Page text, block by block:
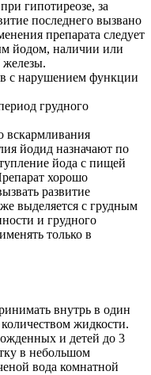
гипотиреозе, за
последнего вызвано
препарата следует
йодом, наличии или
нарушением функции
грудного
вскармливания
йодид назначают по
йода с пищей
хорошо
развитие
выделяется с грудным
и грудного
только в
внутрь в один
жидкости.
и детей до 3
в небольшом
вода комнатной